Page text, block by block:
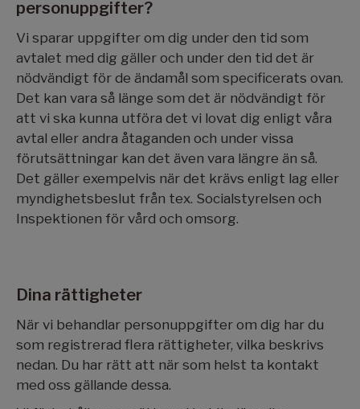
personuppgifter?
Vi sparar uppgifter om dig under den tid som
avtalet med dig gäller och under den tid det är
nödvändigt för de ändamål som specificerats ovan.
Det kan vara så länge som det är nödvändigt för
att vi ska kunna utföra det vi lovat dig enligt våra
avtal eller andra åtaganden och under vissa
förutsättningar kan det även vara längre än så.
Det gäller exempelvis när det krävs enligt lag eller
myndighetsbeslut från tex. Socialstyrelsen och
Inspektionen för vård och omsorg.
Dina rättigheter
När vi behandlar personuppgifter om dig har du
som registrerad flera rättigheter, vilka beskrivs
nedan. Du har rätt att när som helst ta kontakt
med oss gällande dessa.